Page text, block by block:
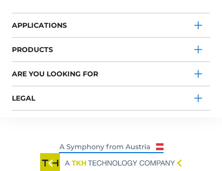
APPLICATIONS
PRODUCTS
ARE YOU LOOKING FOR
LEGAL